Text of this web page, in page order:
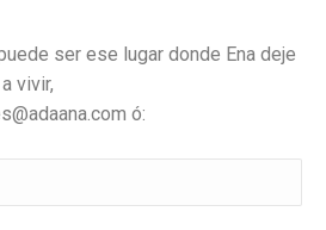
ser ese lugar donde Ena deje
vivir,
ó: